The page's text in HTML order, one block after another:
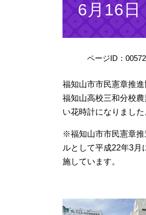
6月16
ページID：
福知山市市民憲章推
福知山高校三和分校
い花時計になりまし
※福知山市市民憲章推
ルとして平成22年3月
施しています。